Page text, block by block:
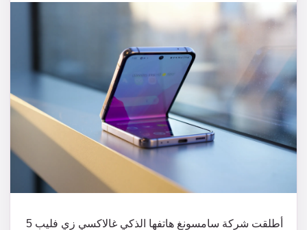
أطلقت شركة سامسونغ هاتفها الذكي غالاكسي زي فليب 5